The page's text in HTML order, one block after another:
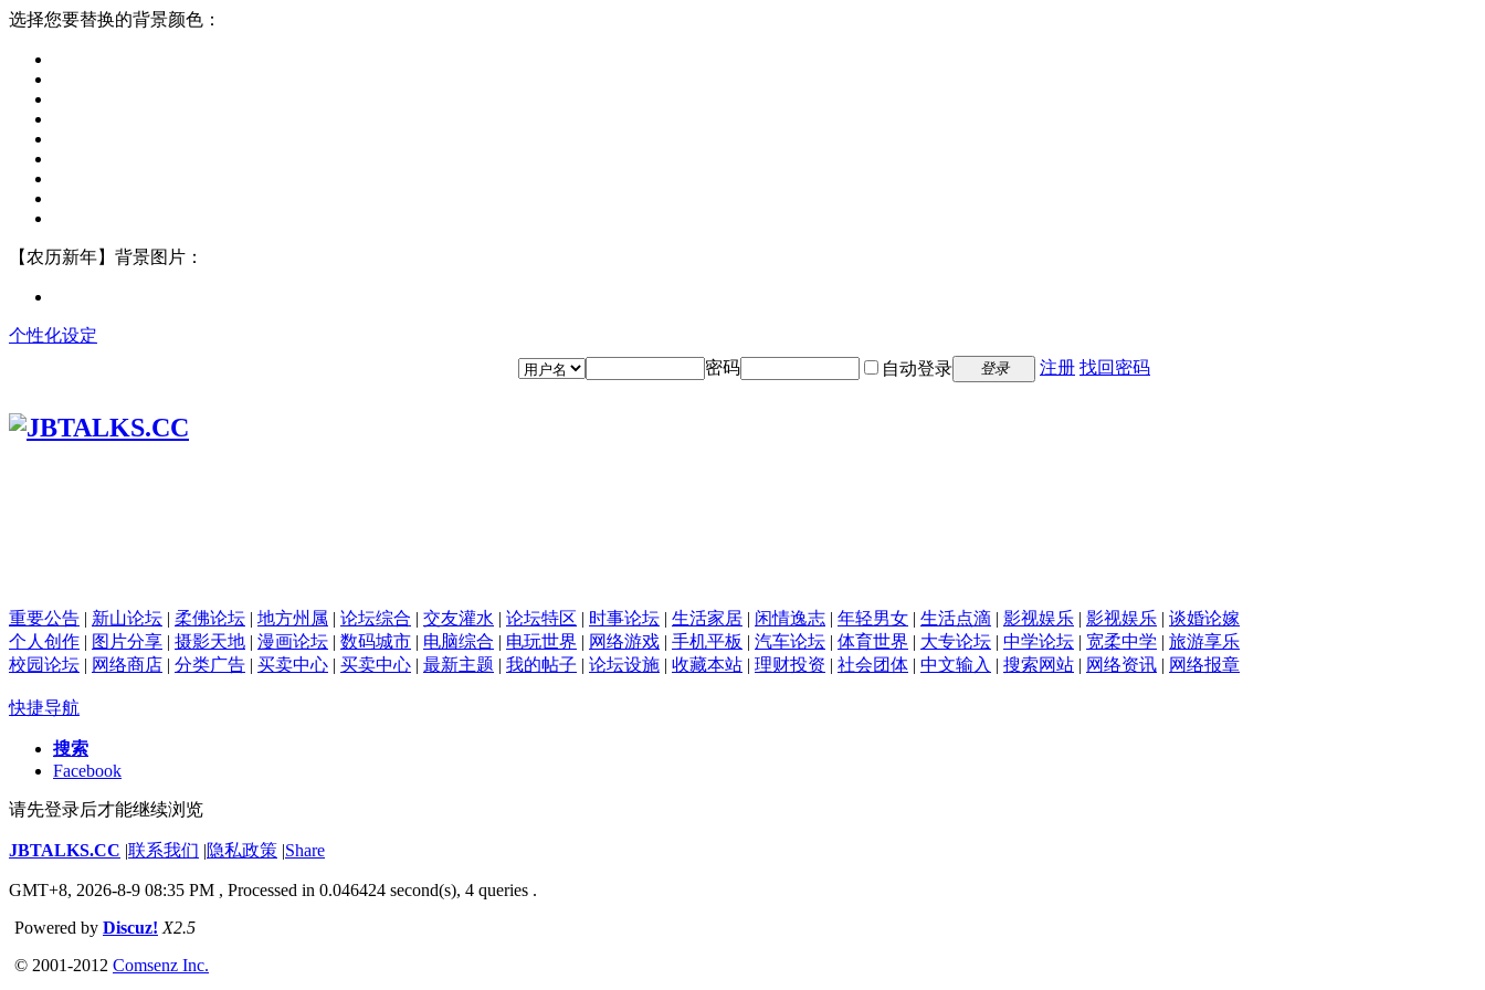
选择您要替换的背景颜色：
【农历新年】背景图片：
个性化设定
密码
自动登录 登录 注册 找回密码
重要公告 | 新山论坛 | 柔佛论坛 | 地方州属 | 论坛综合 | 交友灌水 | 论坛特区 | 时事论坛 | 生活家居 | 闲情逸志 | 年轻男女 | 生活点滴 | 影视娱乐 | 影视娱乐 | 谈婚论嫁
个人创作 | 图片分享 | 摄影天地 | 漫画论坛 | 数码城市 | 电脑综合 | 电玩世界 | 网络游戏 | 手机平板 | 汽车论坛 | 体育世界 | 大专论坛 | 中学论坛 | 宽柔中学 | 旅游享乐
校园论坛 | 网络商店 | 分类广告 | 买卖中心 | 买卖中心 | 最新主题 | 我的帖子 | 论坛设施 | 收藏本站 | 理财投资 | 社会团体 | 中文输入 | 搜索网站 | 网络资讯 | 网络报章
快捷导航
搜索
Facebook
请先登录后才能继续浏览
JBTALKS.CC |联系我们 |隐私政策 |Share
GMT+8, 2026-8-9 08:35 PM , Processed in 0.046424 second(s), 4 queries .
Powered by Discuz! X2.5
© 2001-2012 Comsenz Inc.